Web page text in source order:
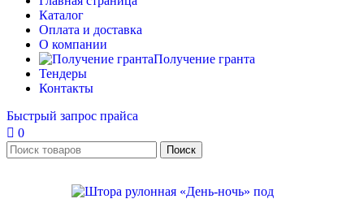
Каталог
Оплата и доставка
О компании
Получение гранта
Тендеры
Контакты
Быстрый запрос прайса
0
Поиск